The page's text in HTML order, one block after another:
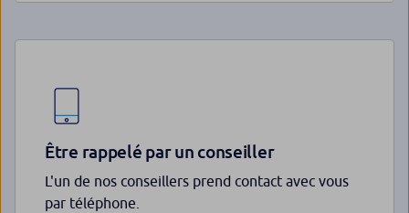
Être rappelé par un conseiller
L'un de nos conseillers prend contact avec vous
par téléphone.